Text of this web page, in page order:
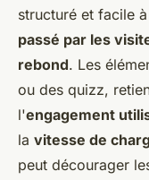
structuré et facile
passé par les
rebond. Les
ou des quizz,
l'engagement
la vitesse de
peut décourager